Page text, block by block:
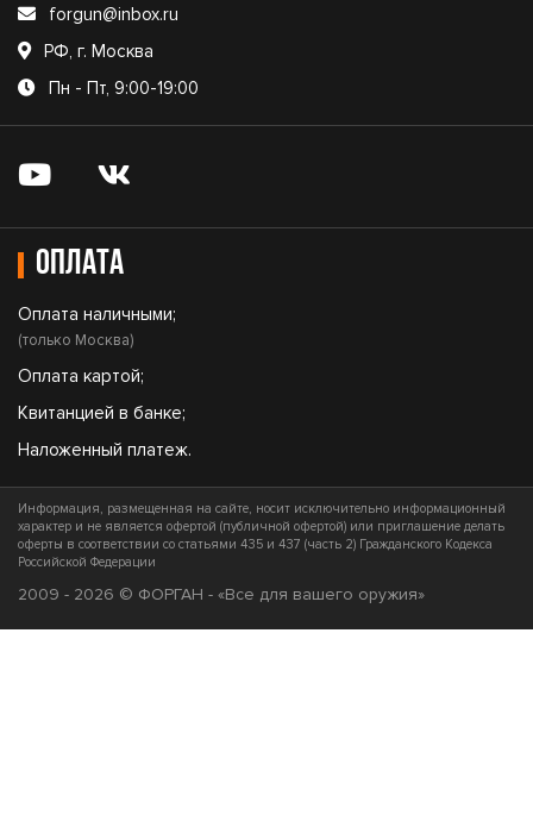
forgun@inbox.ru
РФ, г. Москва
Пн - Пт, 9:00-19:00
Оплата
Оплата наличными;
(только Москва)
Оплата картой;
Квитанцией в банке;
Наложенный платеж.
Информация, размещенная на сайте, носит исключительно информационный
характер и не является офертой (публичной офертой) или приглашение делать
оферты в соответствии со статьями 435 и 437 (часть 2) Гражданского Кодекса
Российской Федерации
2009 - 2026 © ФОРГАН - «Все для вашего оружия»